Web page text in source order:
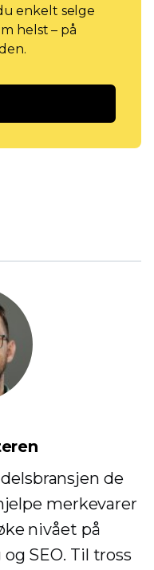
enkelt selge
helst – på
de
merkevarer
nivået på
SEO. Til tross